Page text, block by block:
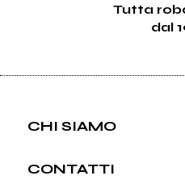
Tutta
dal
CHI SIAMO
CONTATTI